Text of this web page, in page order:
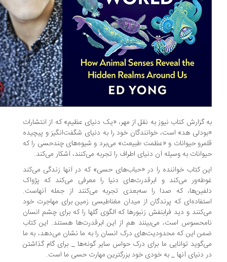
گزارش کتاب نیوز به نقل از مهر، «یک دنیای عظیم» که از انتشارات
هد» است، خوانندگان خود را به دنیای شگفت‌انگیز و پیچیده
حیوانات و «عظمت طبیعت» می‌برد و شیوه‌های چندحسی را که
به وسیله آن دنیای اطراف را تجربه می‌کنند، آشکار می‌کند.
کتاب خواننده را در «حباب‌های حسی» که در آنها زندگی می‌کند
می‌کند و ابرقدرت‌های دنیا را معرفی می‌کند که پژواک
که صدا را سه‌بعدی تجربه می‌کنند از جمله آنهاست.
که پرندگان از میدان مغناطیسی زمین برای مهاجرت خود
و دید فرابنفش زنبورها که الگوی گلها را که برای چشم انسان
است، می‌بینند هم از این ابرقدرت‌ها هستند. این کتاب
این که محدودیت‌های درک انسان را به ما نشان می‌دهد، به ما
توانایی ما برای درک حواس سایر گونه‌ها _ برای گام گذاشتن
دنیای آنها _ به خودی خود بزرگترین مهارت حسی ما است.